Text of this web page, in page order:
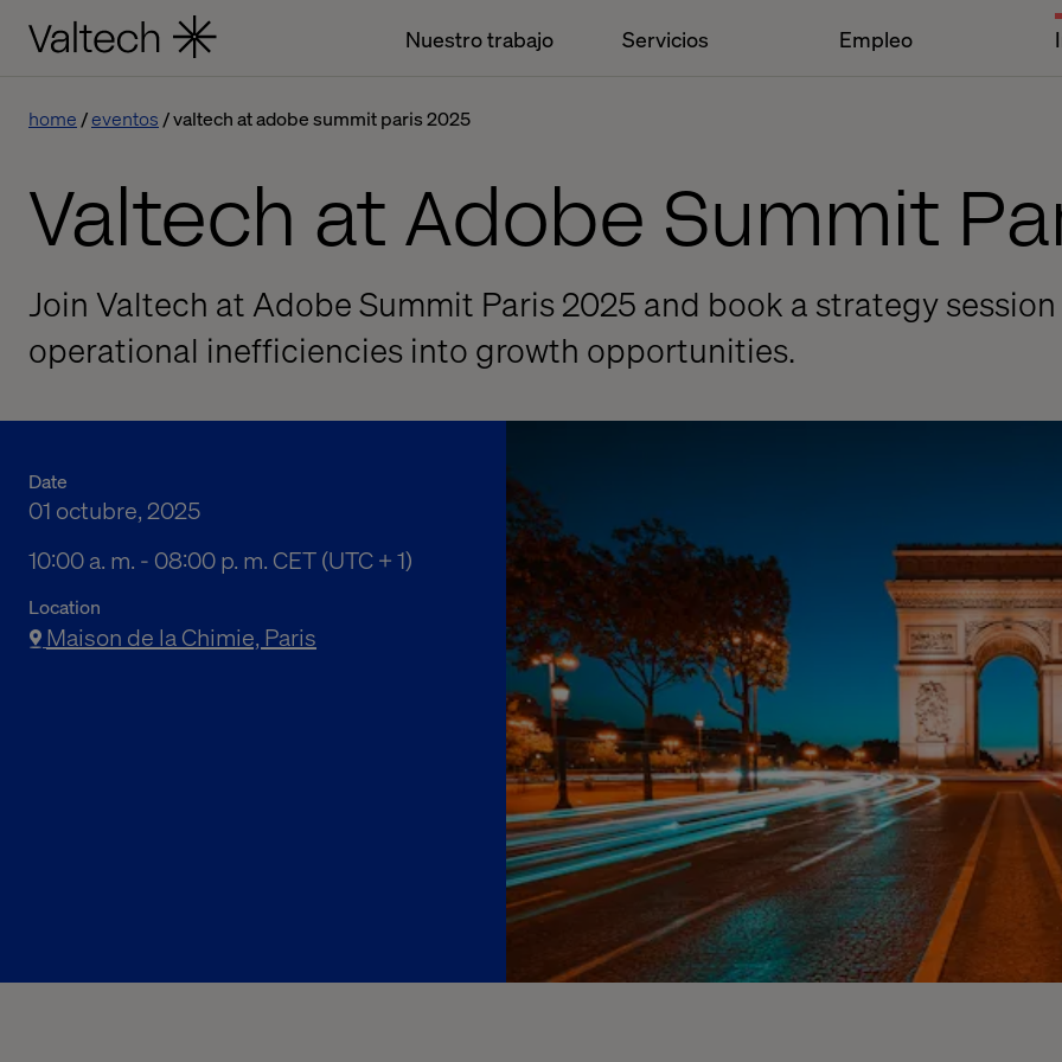
Nuestro trabajo Servicios Empleo
home eventos valtech at adobe summit paris 2025
Valtech at Adobe Summit
Join Valtech at Adobe Summit Paris 2025 and book a strategy
operational inefficiencies into growth opportunities.
Date
01 octubre, 2025
10:00 a. m. to 08:00 p. m. Central European Time
10:00 a. m. - 08:00 p. m. CET (UTC + 1)
Location
Maison de la Chimie, Paris